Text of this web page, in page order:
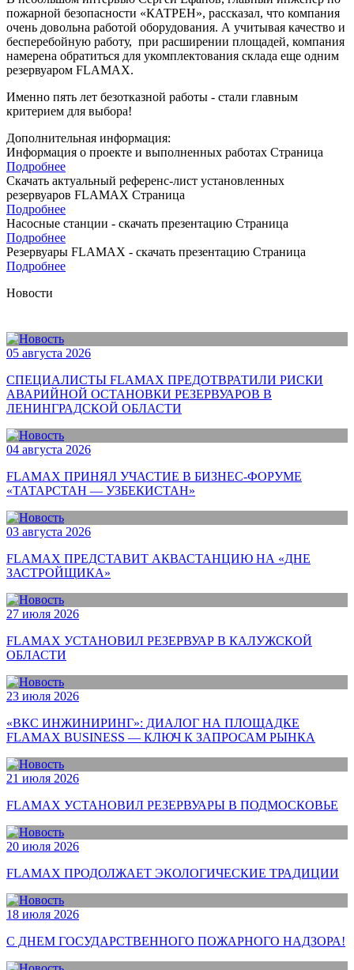
пожарной безопасности «КАТРЕН», рассказал, что компания
очень довольна работой оборудования. А учитывая качество и
бесперебойную работу, при расширении площадей, компания
намерена обратиться для укомплектования склада еще одним
резервуаром FLAMAX.
Именно пять лет безотказной работы - стали главным
критерием для выбора!
Дополнительная информация:
Информация о проекте и выполненных работах Страница
Подробнее
Скачать актуальный референс-лист установленных
резервуаров FLAMAX Страница
Подробнее
Насосные станции - скачать презентацию Страница
Подробнее
Резервуары FLAMAX - скачать презентацию Страница
Подробнее
Новости
05 августа 2026
СПЕЦИАЛИСТЫ FLAMAX ПРЕДОТВРАТИЛИ РИСКИ
АВАРИЙНОЙ ОСТАНОВКИ РЕЗЕРВУАРОВ В
ЛЕНИНГРАДСКОЙ ОБЛАСТИ
04 августа 2026
FLAMAX ПРИНЯЛ УЧАСТИЕ В БИЗНЕС-ФОРУМЕ
«ТАТАРСТАН — УЗБЕКИСТАН»
03 августа 2026
FLAMAX ПРЕДСТАВИТ АКВАСТАНЦИЮ НА «ДНЕ
ЗАСТРОЙЩИКА»
27 июля 2026
FLAMAX УСТАНОВИЛ РЕЗЕРВУАР В КАЛУЖСКОЙ
ОБЛАСТИ
23 июля 2026
«ВКС ИНЖИНИРИНГ»: ДИАЛОГ НА ПЛОЩАДКЕ
FLAMAX BUSINESS — КЛЮЧ К ЗАПРОСАМ РЫНКА
21 июля 2026
FLAMAX УСТАНОВИЛ РЕЗЕРВУАРЫ В ПОДМОСКОВЬЕ
20 июля 2026
FLAMAX ПРОДОЛЖАЕТ ЭКОЛОГИЧЕСКИЕ ТРАДИЦИИ
18 июля 2026
С ДНЕМ ГОСУДАРСТВЕННОГО ПОЖАРНОГО НАДЗОРА!